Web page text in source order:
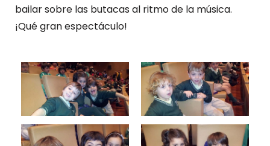
bailar sobre las butacas al ritmo de la música.
¡Qué gran espectáculo!